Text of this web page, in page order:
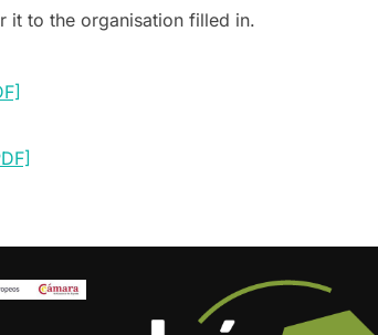
it to the organisation filled in.